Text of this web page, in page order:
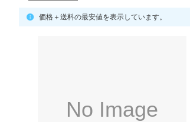
価格＋送料の最安値を表示しています。
No Image